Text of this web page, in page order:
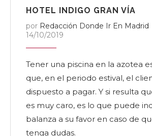
HOTEL INDIGO GRAN VÍA
por Redacción Donde Ir En Madrid
14/10/2019
Tener una piscina en la azotea
que, en el periodo estival, el
dispuesto a pagar. Y si resulta
es muy caro, es lo que puede
balanza a su favor en caso de
tenga dudas.